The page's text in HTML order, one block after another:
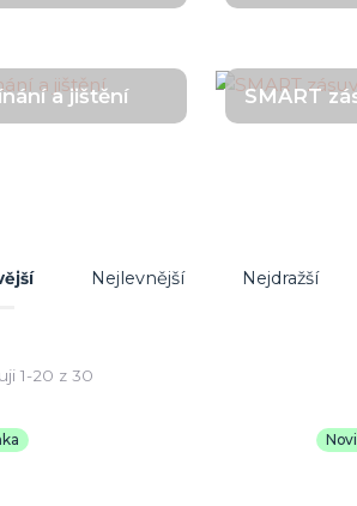
a jištění SMART
Nejlevnější Nejdražší
1-20 z 30